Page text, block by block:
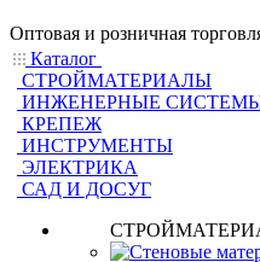
Оптовая и розничная
Каталог
СТРОЙМАТЕРИАЛЫ
ИНЖЕНЕРНЫЕ
КРЕПЕЖ
ИНСТРУМЕНТЫ
ЭЛЕКТРИКА
САД И ДОСУГ